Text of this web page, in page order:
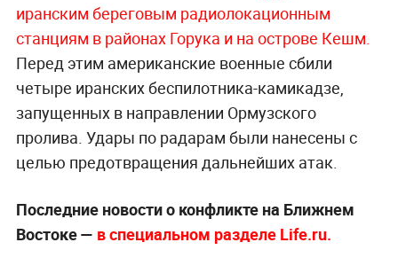
иранским береговым радиолокационным
станциям в районах Горука и на острове Кешм.
Перед этим американские военные сбили
четыре иранских беспилотника-камикадзе,
запущенных в направлении Ормузского
пролива. Удары по радарам были нанесены с
целью предотвращения дальнейших атак.
Последние новости о конфликте на Ближнем
Востоке — в специальном разделе Life.ru.